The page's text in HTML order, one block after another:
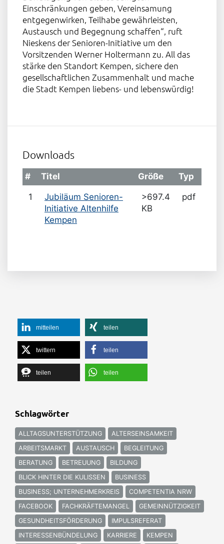
Einschränkungen geben, Vereinsamung
entgegenwirken, Teilhabe gewährleisten,
Austausch und Begegnung schaffen“, ruft
Nieskens der Senioren-Initiative um den
Vorsitzenden Werner Holtermann zu. All das
stärke den Standort Kempen, sichere den
gesellschaftlichen Zusammenhalt und mache
die Stadt Kempen liebens- und lebenswürdig!
Downloads
# Titel Größe Typ
1
Jubiläum Senioren-
Initiative Altenhilfe
Kempen
>697.4
KB
pdf
mitteilen teilen
twittern teilen
teilen teilen
Schlagwörter
ALLTAGSUNTERSTÜTZUNG
ALTERSEINSAMKEIT
ARBEITSMARKT
AUSTAUSCH
BEGLEITUNG
BERATUNG
BETREUUNG
BILDUNG
BLICK HINTER DIE KULISSEN
BUSINESS
BUSINESS; UNTERNEHMERKREIS
COMPETENTIA NRW
FACEBOOK
FACHKRÄFTEMANGEL
GEMEINNÜTZIGKEIT
GESUNDHEITSFÖRDERUNG
IMPULSREFERAT
INTERESSENBÜNDELUNG
KARRIERE
KEMPEN